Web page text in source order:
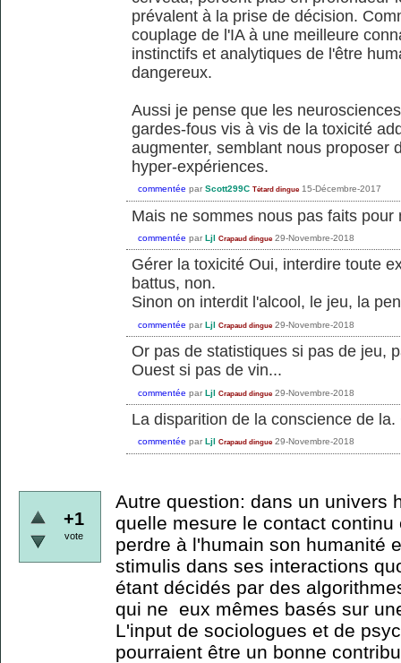
prévalent à la prise de décision.
couplage de l'IA à une meilleure
instinctifs et analytiques de l'être
dangereux.
Aussi je pense que les
gardes-fous vis à vis de la toxicité
augmenter, semblant nous proposer
hyper-expériences.
commentée par Scott299C Tétard dingue 15-Décembre-2017
Mais ne sommes nous pas faits
commentée par Ljl Crapaud dingue 29-Novembre-2018
Gérer la toxicité Oui, interdire toute
battus, non.
Sinon on interdit l'alcool, le jeu, la
commentée par Ljl Crapaud dingue 29-Novembre-2018
Or pas de statistiques si pas de jeu,
Ouest si pas de vin...
commentée par Ljl Crapaud dingue 29-Novembre-2018
La disparition de la conscience de
commentée par Ljl Crapaud dingue 29-Novembre-2018
+1
vote
Autre question: dans un univers
quelle mesure le contact
perdre à l'humain son humanité
stimulis dans ses interactions
étant décidés par des
qui ne eux mêmes basés sur
L'input de sociologues et de
pourraient être un bonne